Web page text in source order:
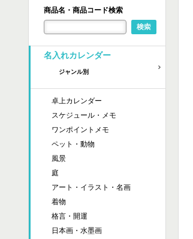
商品名・商品コード検索
名入れカレンダー
ジャンル別
卓上カレンダー
スケジュール・メモ
ワンポイントメモ
ペット・動物
風景
庭
アート・イラスト・名画
着物
格言・開運
日本画・水墨画